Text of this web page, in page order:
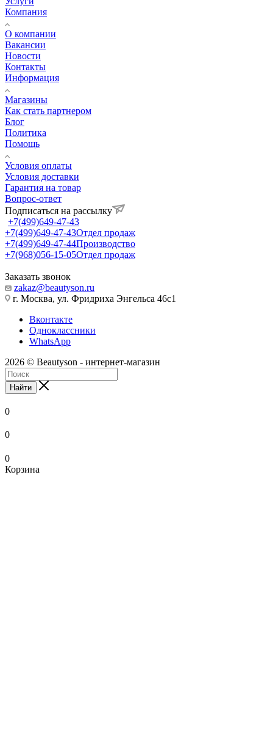
Компания
О компании
Вакансии
Новости
Контакты
Информация
Магазины
Как стать партнером
Блог
Политика
Помощь
Условия оплаты
Условия доставки
Гарантия на товар
Вопрос-ответ
Подписаться на рассылку
+7(499)649-47-43
+7(499)649-47-43Отдел продаж
+7(499)649-47-44Производство
+7(968)056-15-05Отдел продаж
Заказать звонок
zakaz@beautyson.ru
г. Москва, ул. Фридриха Энгельса 46с1
Вконтакте
Одноклассники
WhatsApp
2026 © Beautyson - интернет-магазин
Найти
0
0
0
Корзина